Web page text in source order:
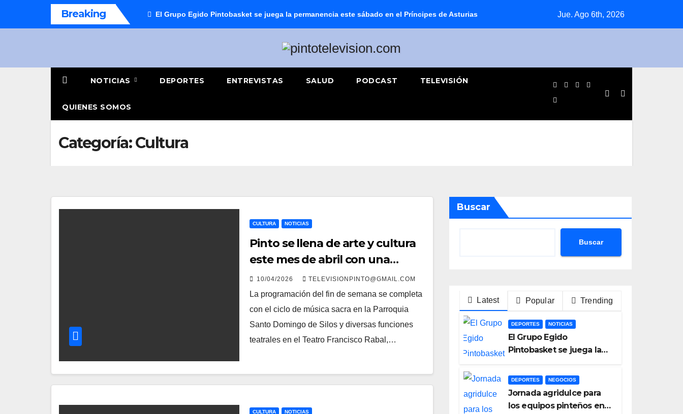
Breaking El Grupo Egido Pintobasket se juega la permanencia este sábado en el Príncipes de Asturias Jornada agridulce para los equipos pinteños en
Jue. Ago 6th, 2026
NOTICIAS DEPORTES ENTREVISTAS SALUD PODCAST TELEVISIÓN
QUIENES SOMOS
Categoría:Cultura
CULTURA NOTICIAS
Pinto se llena de arte y cultura
este mes de abril con una
variada programación de
exposiciones y espectáculos
10/04/2026 TELEVISIONPINTO@GMAIL.COM
La programación del fin de semana se completa
con el ciclo de música sacra en la Parroquia
Santo Domingo de Silos y diversas funciones
teatrales en el Teatro Francisco Rabal,…
CULTURA NOTICIAS
Buscar
Buscar
Latest Popular Trending
DEPORTES NOTICIAS
El Grupo Egido
Pintobasket se juega la
en el Príncipes de
Asturias
DEPORTES NEGOCIOS
Jornada agridulce para
los equipos pinteños en